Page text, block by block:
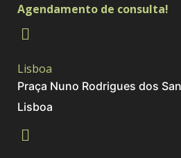
Agendamento de consulta!
Lisboa
Praça Nuno Rodrigues dos
Lisboa